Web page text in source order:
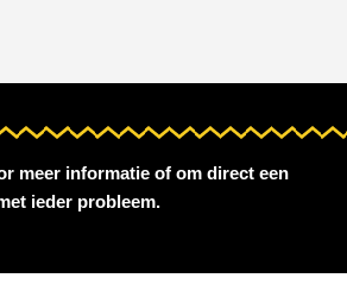
meer informatie of om direct een
ieder probleem.